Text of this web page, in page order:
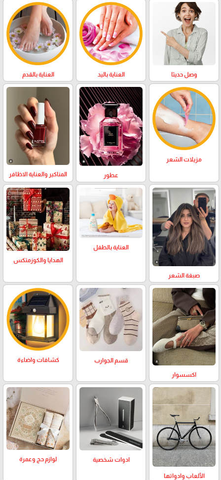
وصل حديثا العناية باليد العناية بالقدم
مزيلات الشعر
عطور المناكير والعناية الاظافر
صبغة الشعر
العناية بالطفل
الهدايا والكوزمتكس
اكسسوار
قسم الجوارب كشافات واضاءة
الألعاب وادواتها
ادوات شخصية لوازم حج وعمرة